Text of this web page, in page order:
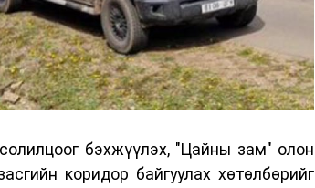
бэхжүүлэх, "Цайны зам" олон
коридор байгуулах хөтөлбөрийг